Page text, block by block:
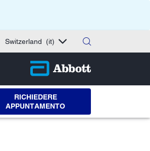
Switzerland (it)
RICHIEDERE
APPUNTAMENTO